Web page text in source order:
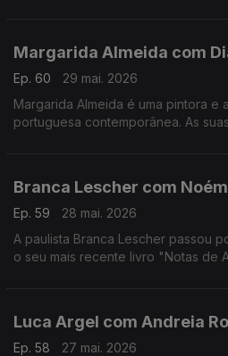
Margarida Almeida com
Ep. 60
29 mai. 2026
Margarida Almeida é uma pintora e
portuguesa contemporânea. As
Branca Lescher com
Ep. 59
28 mai. 2026
A paulista Branca Lescher passou
o seu mais recente livro "Notas de
Luca Argel com Andreia
Ep. 58
27 mai. 2026